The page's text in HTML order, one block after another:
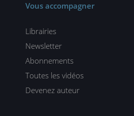
Vous accompagner
Librairies
Newsletter
Abonnements
Toutes les vidéos
Devenez auteur